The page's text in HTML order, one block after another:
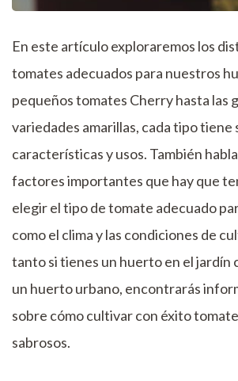
En este artículo exploraremos los
tomates adecuados para nuestros
pequeños tomates Cherry hasta las
variedades amarillas, cada tipo tiene
características y usos. También
factores importantes que hay que
elegir el tipo de tomate adecuado
como el clima y las condiciones de
tanto si tienes un huerto en el jardín
un huerto urbano, encontrarás
sobre cómo cultivar con éxito
sabrosos.